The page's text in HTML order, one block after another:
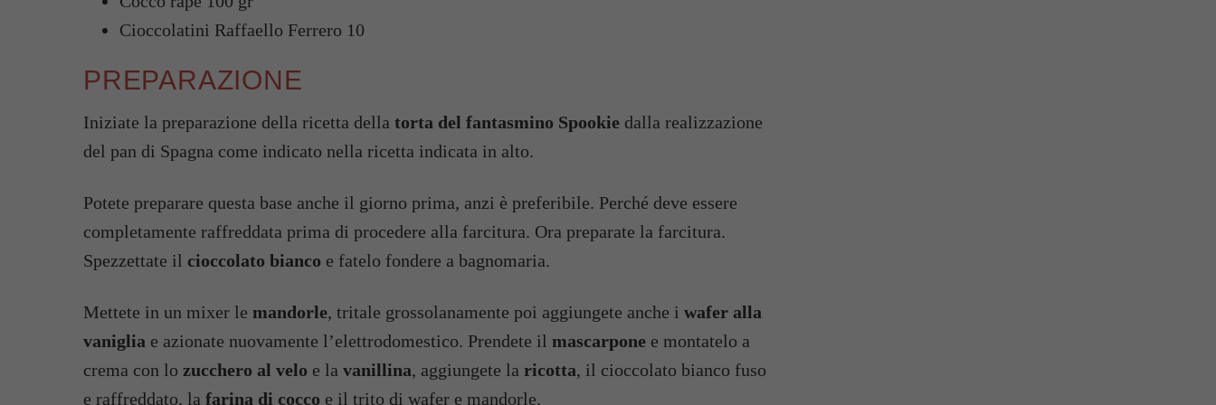
Cioccolatini Raffaello Ferrero 10
PREPARAZIONE
Iniziate la preparazione della ricetta della torta del fantasmino Spookie dalla realizzazione
del pan di Spagna come indicato nella ricetta indicata in alto.
Potete preparare questa base anche il giorno prima, anzi è preferibile. Perché deve essere
completamente raffreddata prima di procedere alla farcitura. Ora preparate la farcitura.
Spezzettate il cioccolato bianco e fatelo fondere a bagnomaria.
Mettete in un mixer le mandorle, tritale grossolanamente poi aggiungete anche i wafer alla
vaniglia e azionate nuovamente l’elettrodomestico. Prendete il mascarpone e montatelo a
crema con lo zucchero al velo e la vanillina, aggiungete la ricotta, il cioccolato bianco fuso
e raffreddato, la farina di cocco e il trito di wafer e mandorle.